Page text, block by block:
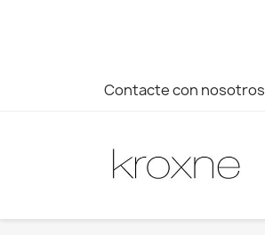
Contacte con nosotros